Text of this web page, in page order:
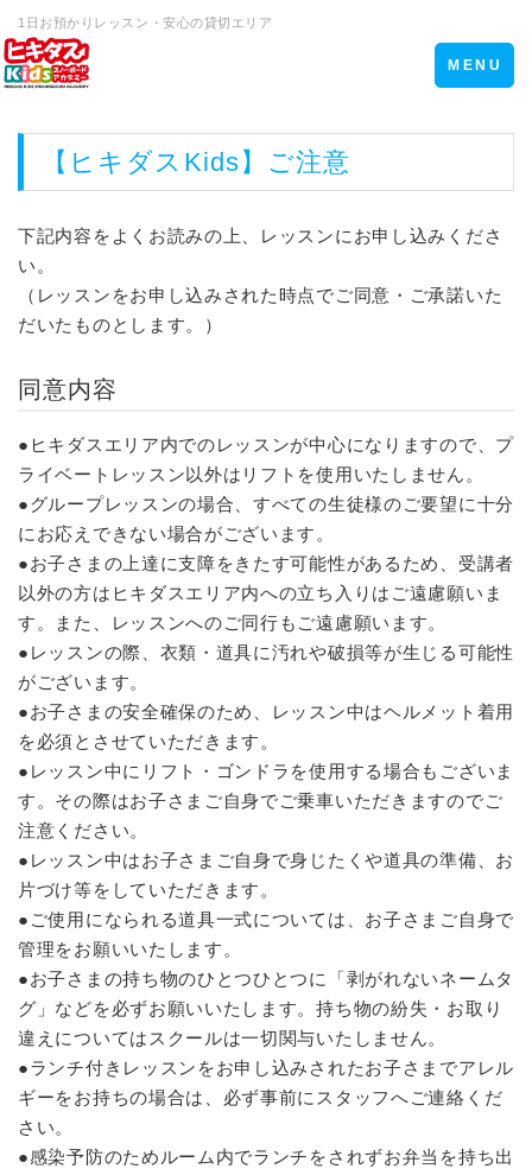
1日お預かりレッスン・安心の貸切エリア
Toggle
navigation
MENU
【ヒキダスKids】ご注意
下記内容をよくお読みの上、レッスンにお申し込みくださ
い。
（レッスンをお申し込みされた時点でご同意・ご承諾いた
だいたものとします。）
同意内容
●ヒキダスエリア内でのレッスンが中心になりますので、プ
ライベートレッスン以外はリフトを使用いたしません。
●グループレッスンの場合、すべての生徒様のご要望に十分
にお応えできない場合がございます。
●お子さまの上達に支障をきたす可能性があるため、受講者
以外の方はヒキダスエリア内への立ち入りはご遠慮願いま
す。また、レッスンへのご同行もご遠慮願います。
●レッスンの際、衣類・道具に汚れや破損等が生じる可能性
がございます。
●お子さまの安全確保のため、レッスン中はヘルメット着用
を必須とさせていただきます。
●レッスン中にリフト・ゴンドラを使用する場合もございま
す。その際はお子さまご自身でご乗車いただきますのでご
注意ください。
●レッスン中はお子さまご自身で身じたくや道具の準備、お
片づけ等をしていただきます。
●ご使用になられる道具一式については、お子さまご自身で
管理をお願いいたします。
●お子さまの持ち物のひとつひとつに「剥がれないネームタ
グ」などを必ずお願いいたします。持ち物の紛失・お取り
違えについてはスクールは一切関与いたしません。
●ランチ付きレッスンをお申し込みされたお子さまでアレル
ギーをお持ちの場合は、必ず事前にスタッフへご連絡くだ
さい。
●感染予防のためルーム内でランチをされずお弁当を持ち出